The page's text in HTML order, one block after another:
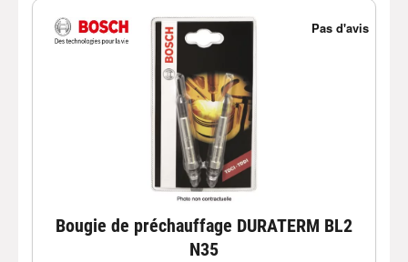
Bougie de préchauffage DURATERM BL2
N35